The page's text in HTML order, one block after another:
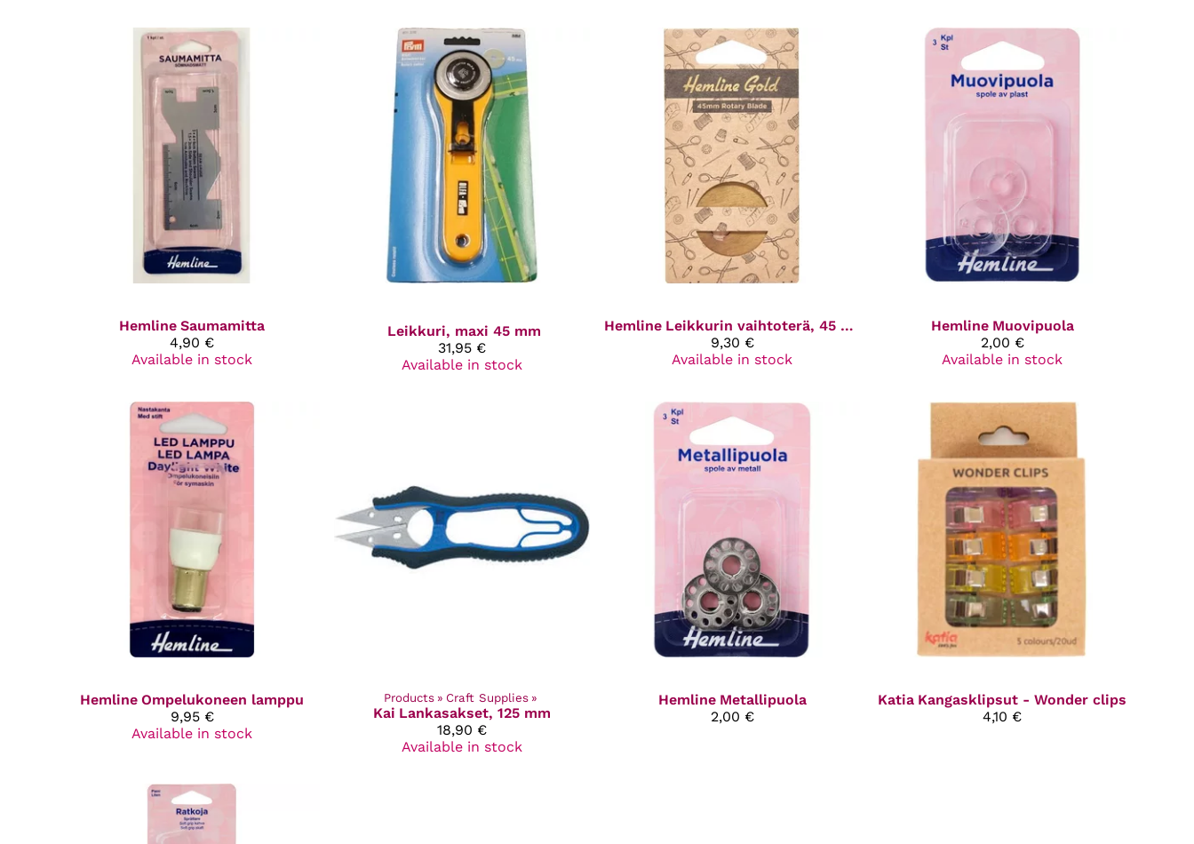
Hemline Saumamitta
4,90 €
Available in stock
Leikkuri, maxi 45 mm
31,95 €
Available in stock
Hemline
Leikkurin vaihtoterä, 45 mm
9,30 €
Available in stock
Hemline Muovipuola
2,00 €
Available in stock
Hemline Ompelukoneen lamppu
9,95 €
Available in stock
Products ‪» Craft Supplies ‪»
Kai Lankasakset, 125 mm
18,90 €
Available in stock
Hemline Metallipuola
2,00 €
Katia Kangasklipsut - Wonder clips
4,10 €